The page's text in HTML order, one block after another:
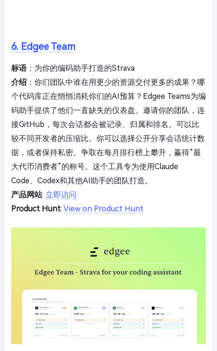
6. Edgee Team
标语：为你的编码助手打造的Strava
介绍 ：你们团队中谁在用更少的资源交付更多的成果？哪
个代码库正在悄悄消耗你们的AI预算？Edgee Teams为编
码助手提供了他们一直缺失的仪表盘。邀请你的团队，连
接GitHub，每次会话都会被记录、归属和排名。可以比
较不同开发者的压缩比。你可以选择公开分享会话统计数
据，或者保持私密。争取在每月排行榜上攀升，赢得“最
大代币消费者”的称号。这个工具专为使用Claude
Code、Codex和其他AI助手的团队打造。
产品网站: 立即访问
Product Hunt: View on Product Hunt